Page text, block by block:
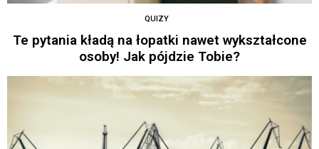
QUIZY
Te pytania kładą na łopatki nawet wykształcone
osoby! Jak pójdzie Tobie?